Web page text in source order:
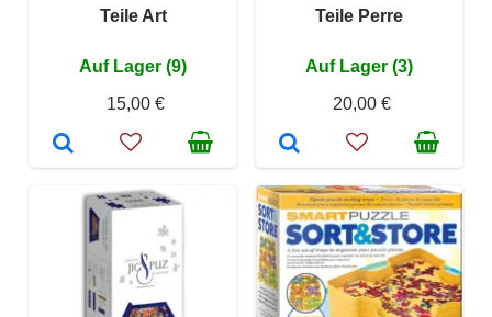
Teile Art
Auf Lager (9)
15,00 €
Teile Perre
Auf Lager (3)
20,00 €